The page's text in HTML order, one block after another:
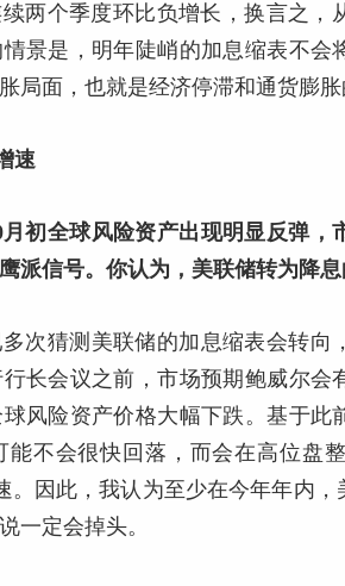
两个季度环比负增长，换言之，
景是，明年陡峭的加息缩表不会
局面，也就是经济停滞和通货膨胀
速
月初全球风险资产出现明显反弹
派信号。你认为，美联储转为降
次猜测美联储的加息缩表会转向
长会议之前，市场预期鲍威尔会
风险资产价格大幅下跌。基于此
能不会很快回落，而会在高位盘
。因此，我认为至少在今年年内
一定会掉头。